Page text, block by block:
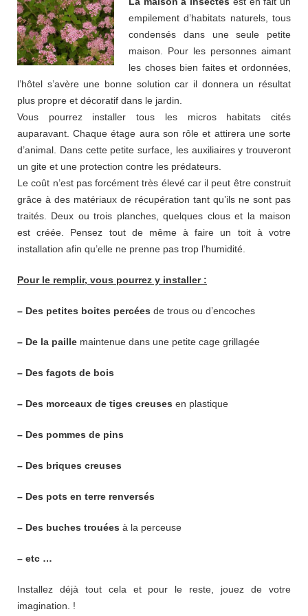
empilement d’habitats naturels, tous
condensés dans une seule petite
maison. Pour les personnes aimant
les choses bien faites et ordonnées,
l’hôtel s’avère une bonne solution car il donnera un résultat
plus propre et décoratif dans le jardin.
Vous pourrez installer tous les micros habitats cités
auparavant. Chaque étage aura son rôle et attirera une sorte
d’animal. Dans cette petite surface, les auxiliaires y trouveront
un gite et une protection contre les prédateurs.
Le coût n’est pas forcément très élevé car il peut être construit
grâce à des matériaux de récupération tant qu’ils ne sont pas
traités. Deux ou trois planches, quelques clous et la maison
est créée. Pensez tout de même à faire un toit à votre
installation afin qu’elle ne prenne pas trop l’humidité.
Pour le remplir, vous pourrez y installer :
– Des petites boites percées de trous ou d’encoches
– De la paille maintenue dans une petite cage grillagée
– Des fagots de bois
– Des morceaux de tiges creuses en plastique
– Des pommes de pins
– Des briques creuses
– Des pots en terre renversés
– Des buches trouées à la perceuse
– etc …
Installez déjà tout cela et pour le reste, jouez de votre
imagination. !